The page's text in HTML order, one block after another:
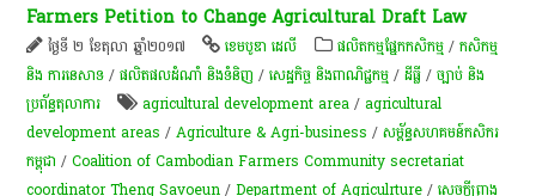
Farmers Petition to Change Agricultural Draft Law
ថ្ងៃទី ២ ខែតុលា ឆ្នាំ២០១៧ ខេមបូឌា ដេលី ​ផលិតកម្ម​ផ្នែក​កសិកម្ម​ /កសិកម្ម​
និង​ ការ​នេ​សាទ​ /ផលិតផលដំណាំ និងទំនិញ /សេដ្ឋកិច្ច និងពាណិជ្ជកម្ម /ដីធ្លី /ច្បាប់ និង
ប្រព័ន្ធតុលាការ
agricultural development area /agricultural
development areas /Agriculture & Agri-business /សម្ព័ន្ធសហគមន៍កសិករ
កម្ពុជា /Coalition of Cambodian Farmers Community secretariat
coordinator Theng Savoeun /Department of Agriculrture /សេចក្តីព្រាង